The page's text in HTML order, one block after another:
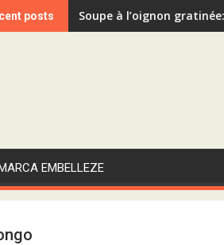
posts Soupe à l’oignon
Sopa de Abóbora com
EMBELLEZE